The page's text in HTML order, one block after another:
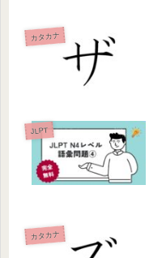
カタカナ
JLPT
カタカナ